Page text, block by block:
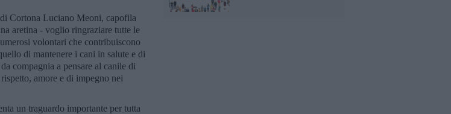
Cortona Luciano Meoni, capofila
aretina - voglio ringraziare tutte le
volontari che contribuiscono
di mantenere i cani in salute e di
compagnia a pensare al canile di
amore e di impegno nei
un traguardo importante per tutta